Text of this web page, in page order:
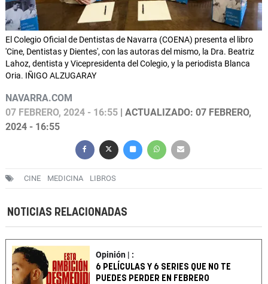
El Colegio Oficial de Dentistas de Navarra (COENA) presenta el libro
'Cine, Dentistas y Dientes', con las autoras del mismo, la Dra. Beatriz
Lahoz, dentista y Vicepresidenta del Colegio, y la periodista Blanca
Oria. IÑIGO ALZUGARAY
NAVARRA.COM
07 FEBRERO, 2024 - 16:55 | ACTUALIZADO: 07 FEBRERO,
2024 - 16:55
CINE MEDICINA LIBROS
NOTICIAS RELACIONADAS
Opinión | :
6 PELÍCULAS Y 6 SERIES QUE NO TE
PUEDES PERDER EN FEBRERO